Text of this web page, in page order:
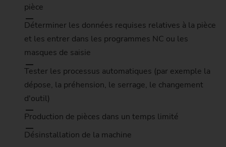
pièce
Déterminer les données requises relatives à la pièce
et les entrer dans les programmes NC ou les
masques de saisie
Tester les processus automatiques (par exemple la
dépose, la préhension, le serrage, le changement
d'outil)
Production de pièces dans un temps limité
Désinstallation de la machine